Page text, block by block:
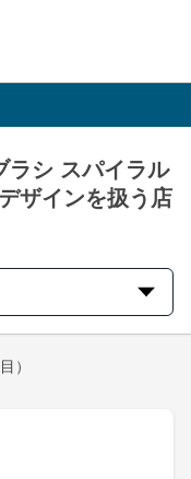
ラシ スパイラル
ザインを扱う店
）